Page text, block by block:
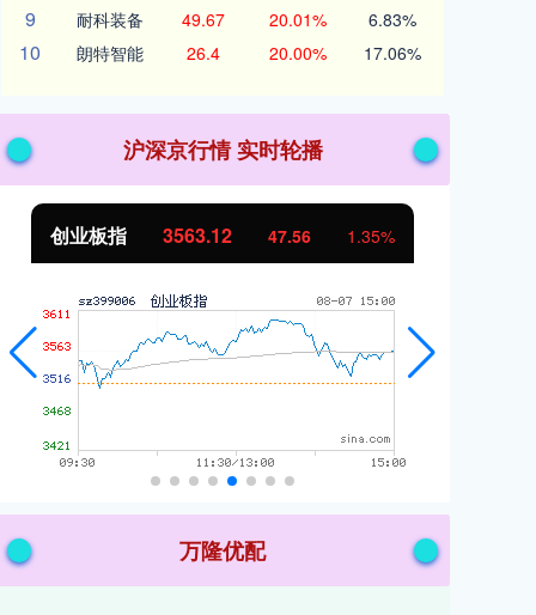
9 耐科装备 49.67 20.01% 6.83%
10 朗特智能 26.4 20.00% 17.06%
沪深京行情 实时轮播
创业板指 3563.12 47.56 1.35%
万隆优配